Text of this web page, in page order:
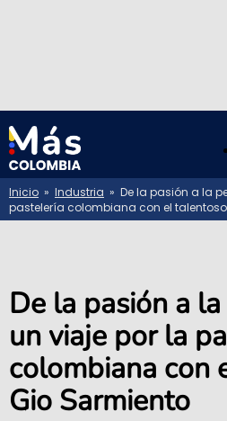
Inicio » Industria » De la pasión a la
pastelería colombiana con el
De la pasión a
un viaje por la
colombiana con
Gio Sarmiento